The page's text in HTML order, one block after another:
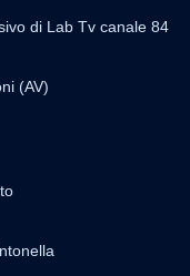
di Lab Tv canale 84
(AV)